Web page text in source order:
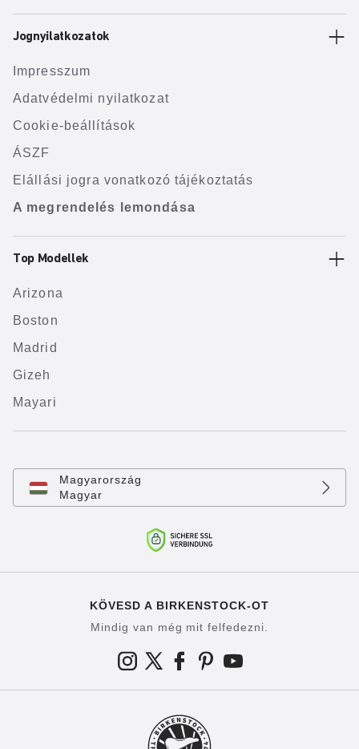
Jognyilatkozatok
Impresszum
Adatvédelmi nyilatkozat
Cookie-beállítások
ÁSZF
Elállási jogra vonatkozó tájékoztatás
A megrendelés lemondása
Top Modellek
Arizona
Boston
Madrid
Gizeh
Mayari
Magyarország
Magyar
KÖVESD A BIRKENSTOCK-OT
Mindig van még mit felfedezni.